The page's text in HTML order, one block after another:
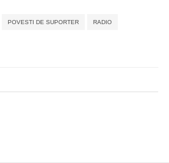
POVESTI DE SUPORTER RADIO